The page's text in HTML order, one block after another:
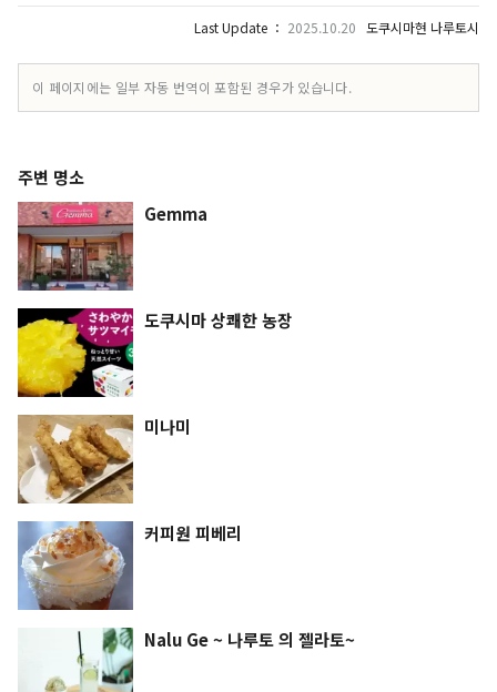
Last Update ： 2025.10.20 도쿠시마현 나루토시
이 페이지에는 일부 자동 번역이 포함된 경우가 있습니다.
주변 명소
Gemma
도쿠시마 상쾌한 농장
미나미
커피원 피베리
Nalu Ge ~ 나루토 의 젤라토~